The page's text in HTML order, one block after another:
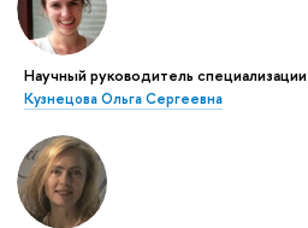
Научный руководитель специализации
Кузнецова Ольга Сергеевна